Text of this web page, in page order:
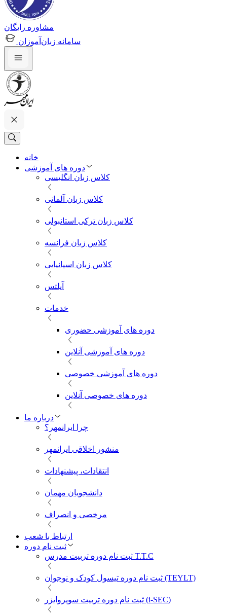
مشاوره رایگان
سامانه زبان‌آموزان
خانه
دوره های آموزشی
کلاس زبان انگلیسی
کلاس زبان آلمانی
کلاس زبان ترکی استانبولی
کلاس زبان فرانسه
کلاس زبان اسپانیایی
آیلتس
خدمات
دوره های آموزشی حضوری
دوره های آموزشی آنلاین
دوره های آموزشی خصوصی
دوره های خصوصی آنلاین
درباره ما
چرا ایرانمهر؟
منشور اخلاقی ایرانمهر
انتقادات، پیشنهادات
دانشجویان مهمان
مرخصی و انصراف
ارتباط با شعب
ثبت نام دوره
ثبت نام دوره تربیت مدرس T.T.C
ثبت نام دوره تیسول کودک و نوجوان (TEYLT)
ثبت نام دوره تربیت سوپروایزر (i-SEC)